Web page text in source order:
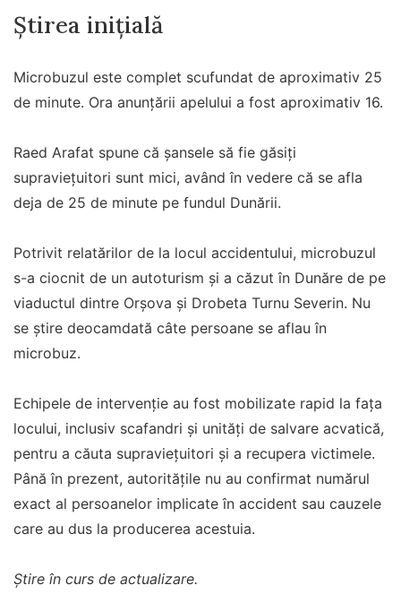
Știrea inițială
Microbuzul este complet scufundat de aproximativ 25
de minute. Ora anunțării apelului a fost aproximativ 16.
Raed Arafat spune că șansele să fie găsiți
supraviețuitori sunt mici, având în vedere că se afla
deja de 25 de minute pe fundul Dunării.
Potrivit relatărilor de la locul accidentului, microbuzul
s-a ciocnit de un autoturism și a căzut în Dunăre de pe
viaductul dintre Orșova și Drobeta Turnu Severin. Nu
se știre deocamdată câte persoane se aflau în
microbuz.
Echipele de intervenție au fost mobilizate rapid la fața
locului, inclusiv scafandri și unități de salvare acvatică,
pentru a căuta supraviețuitori și a recupera victimele.
Până în prezent, autoritățile nu au confirmat numărul
exact al persoanelor implicate în accident sau cauzele
care au dus la producerea acestuia.
Știre în curs de actualizare.